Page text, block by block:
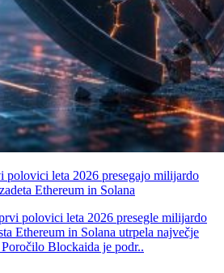
polovici leta 2026 presegajo milijardo
Ethereum in Solana
polovici leta 2026 presegle milijardo
Ethereum in Solana utrpela največje
Blockaida je podr..